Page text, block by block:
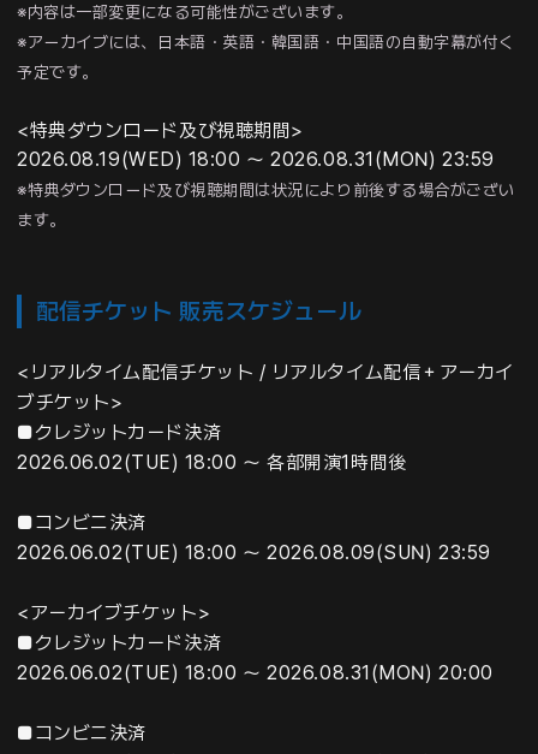
※内容は一部変更になる可能性がございます。
※アーカイブには、日本語・英語・韓国語・中国語の自動字幕が付く
予定です。
<特典ダウンロード及び視聴期間>
2026.08.19(WED) 18:00 ～ 2026.08.31(MON) 23:59
※特典ダウンロード及び視聴期間は状況により前後する場合がござい
ます。
配信チケット 販売スケジュール
<リアルタイム配信チケット / リアルタイム配信＋アーカイ
ブチケット>
■クレジットカード決済
2026.06.02(TUE) 18:00 ～ 各部開演1時間後
■コンビニ決済
2026.06.02(TUE) 18:00 ～ 2026.08.09(SUN) 23:59
<アーカイブチケット>
■クレジットカード決済
2026.06.02(TUE) 18:00 ～ 2026.08.31(MON) 20:00
■コンビニ決済